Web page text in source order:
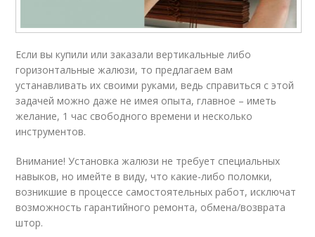
Если вы купили или заказали вертикальные либо
горизонтальные жалюзи, то предлагаем вам
устанавливать их своими руками, ведь справиться с этой
задачей можно даже не имея опыта, главное – иметь
желание, 1 час свободного времени и несколько
инструментов.
Внимание! Установка жалюзи не требует специальных
навыков, но имейте в виду, что какие-либо поломки,
возникшие в процессе самостоятельных работ, исключат
возможность гарантийного ремонта, обмена/возврата
штор.